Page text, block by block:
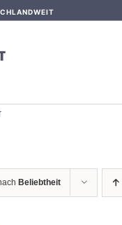
Beliebtheit